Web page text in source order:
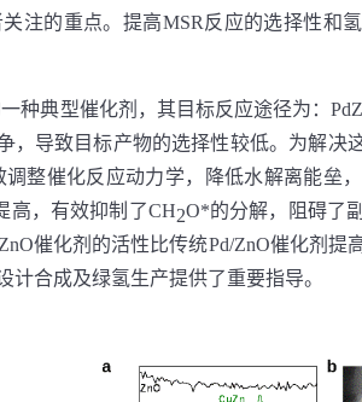
注的重点。提高MSR 反应的选择性和
种典型催化剂，其目标反应途径为：
，导致目标产物的选择性较低。为解
调整催化反应动力学，降低水解离能垒
高，有效抑制了CH2O*的分解，阻碍了
催化剂的活性比传统Pd/ZnO催化剂提
合成及绿氢生产提供了重要指导。